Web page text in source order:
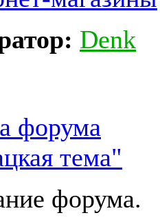
Denk
форума
тема"
форума.